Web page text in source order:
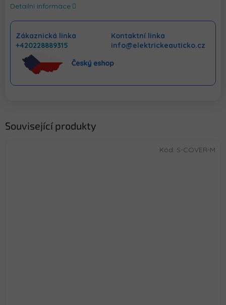
Detailní informace
Zákaznická linka
+420228889315
Kontaktní linka
info@elektrickeauticko.cz
Související produkty
Kód: S-COVER-M